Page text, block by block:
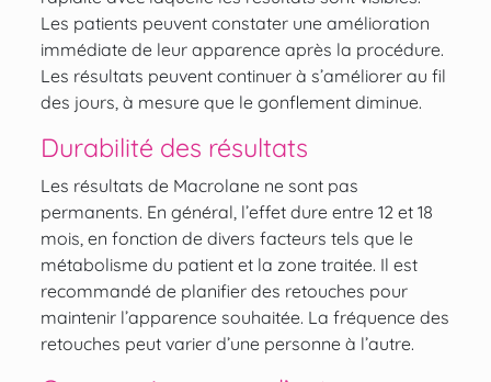
Les patients peuvent constater une amélioration
immédiate de leur apparence après la procédure.
Les résultats peuvent continuer à s’améliorer au fil
des jours, à mesure que le gonflement diminue.
Durabilité des résultats
Les résultats de Macrolane ne sont pas
permanents. En général, l’effet dure entre 12 et 18
mois, en fonction de divers facteurs tels que le
métabolisme du patient et la zone traitée. Il est
recommandé de planifier des retouches pour
maintenir l’apparence souhaitée. La fréquence des
retouches peut varier d’une personne à l’autre.